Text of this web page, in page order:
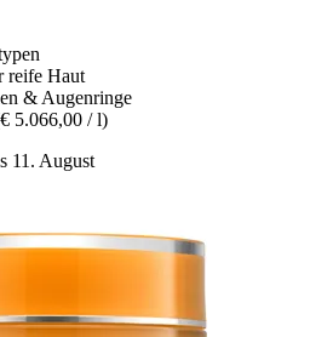
reife Haut
& Augenringe
5.066,00 / l)
11. August